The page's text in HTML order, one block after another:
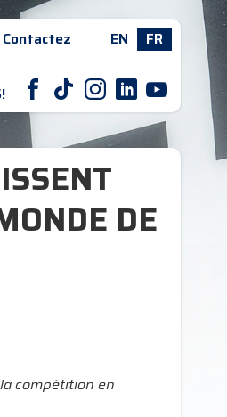
Contactez EN FR
F T I L Y
DE
compétition en